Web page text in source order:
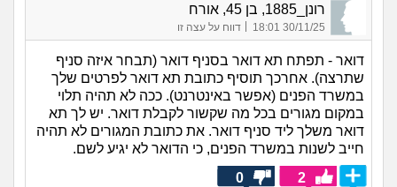
רונן_1885, בן 45, אורח
30/11/25 18:01 דווח על עצה זו
דואר - תפתח תא דואר בסניף דואר (תבחר איזה סניף
שתרצה). אחרכך תוסיף כתובת תא דואר לפרטים שלך
במשרד הפנים (אפשר באינטרנט). ככה לא תהיה תלוי
במקום מגורים בכל מה שקשור לקבלת דואר. יש לך תא
דואר משלך ליד סניף דואר. את כתובת המגורים לא תהיה
חייב לשנות במשרד הפנים, כי הדואר לא יגיע לשם.
2
0